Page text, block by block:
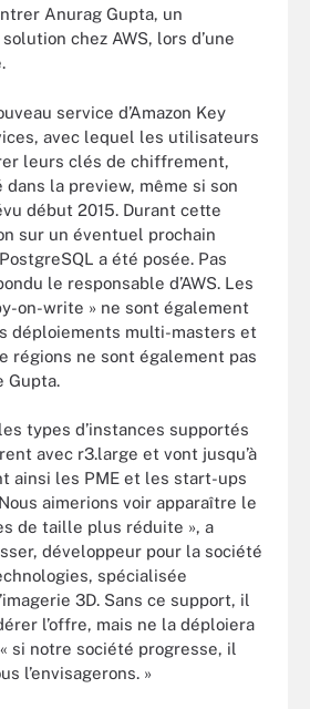
Anurag Gupta, un
chez AWS, lors d’une
service d’Amazon Key
avec lequel les utilisateurs
leurs clés de chiffrement,
dans la preview, même si son
début 2015. Durant cette
sur un éventuel prochain
a été posée. Pas
le responsable d’AWS. Les
on-write » ne sont également
déploiements multi-masters et
régions ne sont également pas
Gupta.
types d’instances supportés
avec r3.large et vont jusqu’à
ainsi les PME et les start-ups
aimerions voir apparaître le
de taille plus réduite », a
développeur pour la société
spécialisée
3D. Sans ce support, il
l’offre, mais ne la déploiera
si notre société progresse, il
l’envisagerons. »